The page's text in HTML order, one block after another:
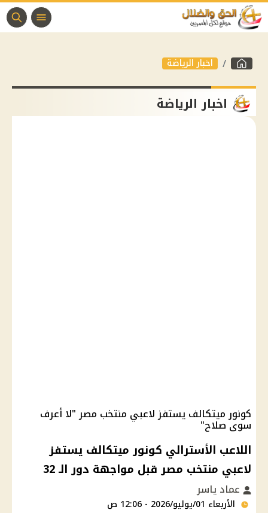
اخبار الرياضة
اخبار الرياضة
كونور ميتكالف يستفز لاعبي منتخب مصر "لا أعرف
سوى صلاح"
اللاعب الأسترالي كونور ميتكالف يستفز
لاعبي منتخب مصر قبل مواجهة دور الـ 32
عماد ياسر
الأربعاء 01/يوليو/2026 - 12:06 ص